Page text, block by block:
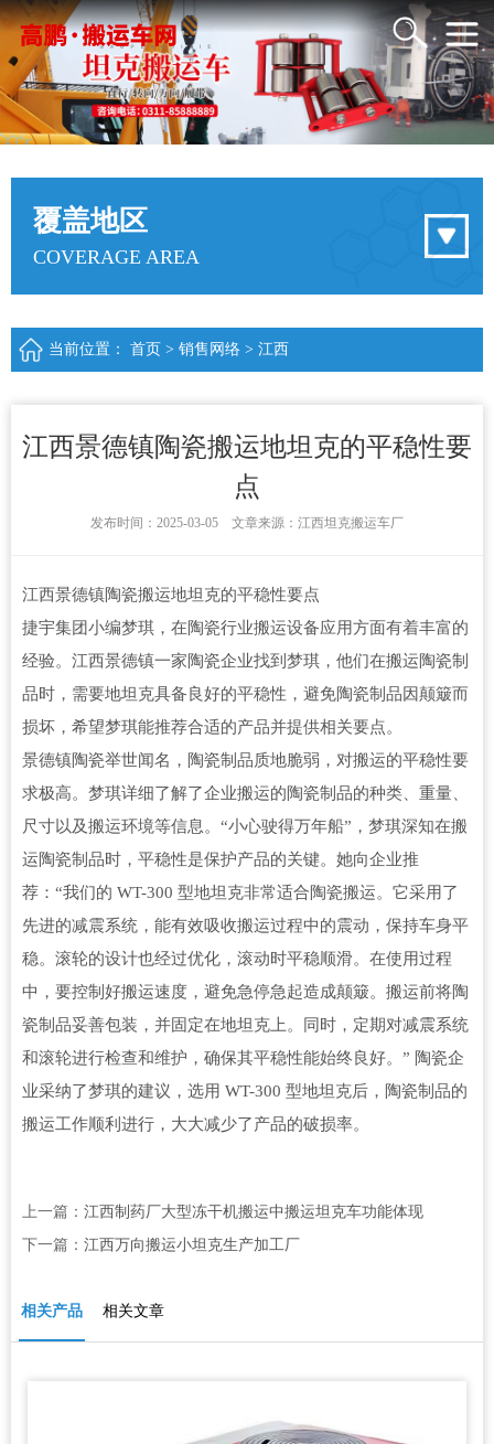
覆盖地区
COVERAGE AREA
当前位置： 首页 > 销售网络 > 江西
江西景德镇陶瓷搬运地坦克的平稳性要
点
发布时间：2025-03-05 文章来源：江西坦克搬运车厂
江西景德镇陶瓷搬运地坦克的平稳性要点
捷宇集团小编梦琪，在陶瓷行业搬运设备应用方面有着丰富的
经验。江西景德镇一家陶瓷企业找到梦琪，他们在搬运陶瓷制
品时，需要地坦克具备良好的平稳性，避免陶瓷制品因颠簸而
损坏，希望梦琪能推荐合适的产品并提供相关要点。
景德镇陶瓷举世闻名，陶瓷制品质地脆弱，对搬运的平稳性要
求极高。梦琪详细了解了企业搬运的陶瓷制品的种类、重量、
尺寸以及搬运环境等信息。“小心驶得万年船”，梦琪深知在搬
运陶瓷制品时，平稳性是保护产品的关键。她向企业推
荐：“我们的 WT-300 型地坦克非常适合陶瓷搬运。它采用了
先进的减震系统，能有效吸收搬运过程中的震动，保持车身平
稳。滚轮的设计也经过优化，滚动时平稳顺滑。在使用过程
中，要控制好搬运速度，避免急停急起造成颠簸。搬运前将陶
瓷制品妥善包装，并固定在地坦克上。同时，定期对减震系统
和滚轮进行检查和维护，确保其平稳性能始终良好。” 陶瓷企
业采纳了梦琪的建议，选用 WT-300 型地坦克后，陶瓷制品的
搬运工作顺利进行，大大减少了产品的破损率。
上一篇： 江西制药厂大型冻干机搬运中搬运坦克车功能体现
下一篇： 江西万向搬运小坦克生产加工厂
相关产品 相关文章